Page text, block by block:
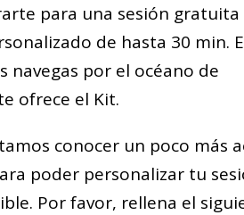
para una sesión gratuita
de hasta 30 min.
por el océano de
ofrece el Kit.
conocer un poco más
poder personalizar tu
Por favor, rellena el